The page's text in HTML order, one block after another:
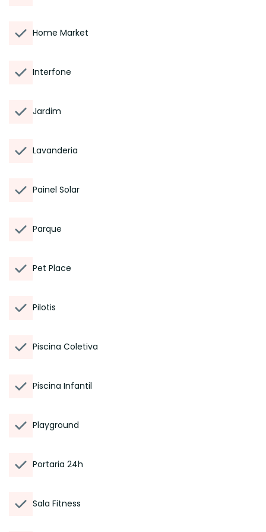
Home Market
Interfone
Jardim
Lavanderia
Painel Solar
Parque
Pet Place
Pilotis
Piscina Coletiva
Piscina Infantil
Playground
Portaria 24h
Sala Fitness